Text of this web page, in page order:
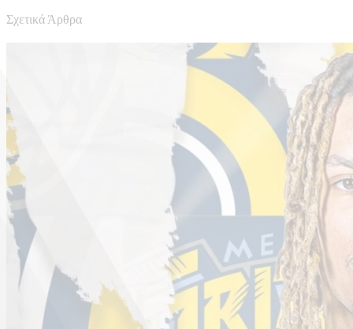
Σχετικά Άρθρα